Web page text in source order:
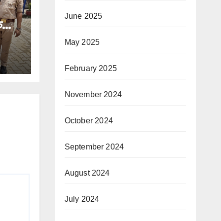
छह
June 2025
May 2025
February 2025
November 2024
October 2024
September 2024
August 2024
July 2024